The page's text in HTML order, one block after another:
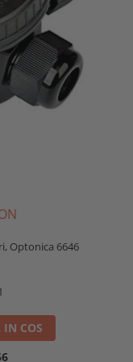
Optonica 6646
COS